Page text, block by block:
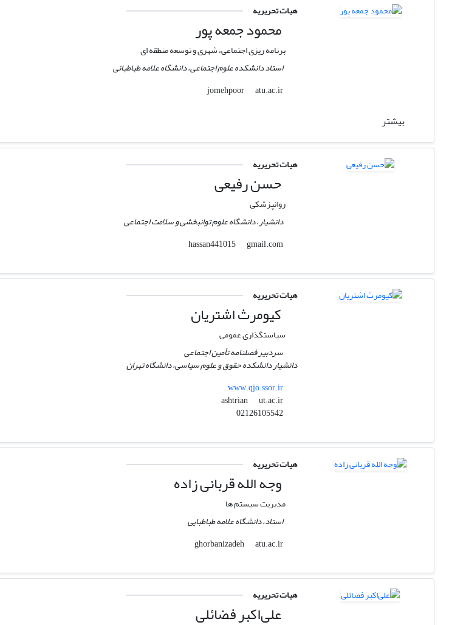
هیات تحریریه
محمود جمعه پور
برنامه ریزی اجتماعی، شهری و توسعه منطقه ای
استاد دانشکده علوم اجتماعی، دانشگاه علامه طباطبائی
jomehpoor
atu.ac.ir
بیشتر
هیات تحریریه
حسن رفیعی
روانپزشکی
دانشیار، دانشگاه علوم توانبخشی و سلامت اجتماعی
hassan441015
gmail.com
هیات تحریریه
کیومرث اشتریان
سیاستگذاری عمومی
سردبیر فصلنامه تأمین اجتماعی
دانشیار دانشکده حقوق و علوم سیاسی، دانشگاه تهران
www.qjo.ssor.ir
ashtrian
ut.ac.ir
02126105542
هیات تحریریه
وجه الله قربانی زاده
مدیریت سیستم ها
استاد، دانشگاه علامه طباطبایی
ghorbanizadeh
atu.ac.ir
هیات تحریریه
علی‌اکبر فضائلی